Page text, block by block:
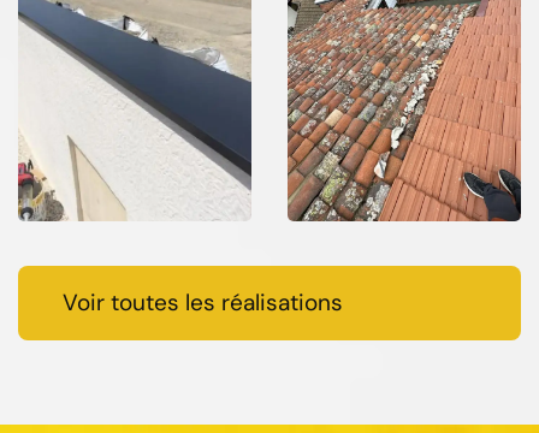
Voir toutes les réalisations